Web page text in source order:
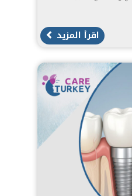
اقرأ المزيد